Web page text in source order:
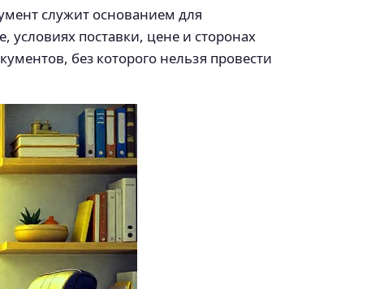
служит основанием для
условиях поставки, цене и сторонах
без которого нельзя провести